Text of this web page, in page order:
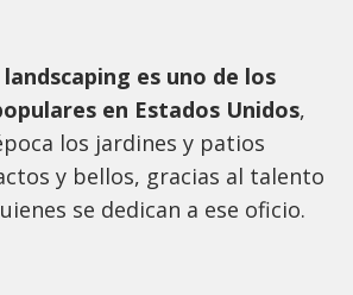
es uno de los
en Estados Unidos,
los jardines y patios
y bellos, gracias al talento
se dedican a ese oficio.